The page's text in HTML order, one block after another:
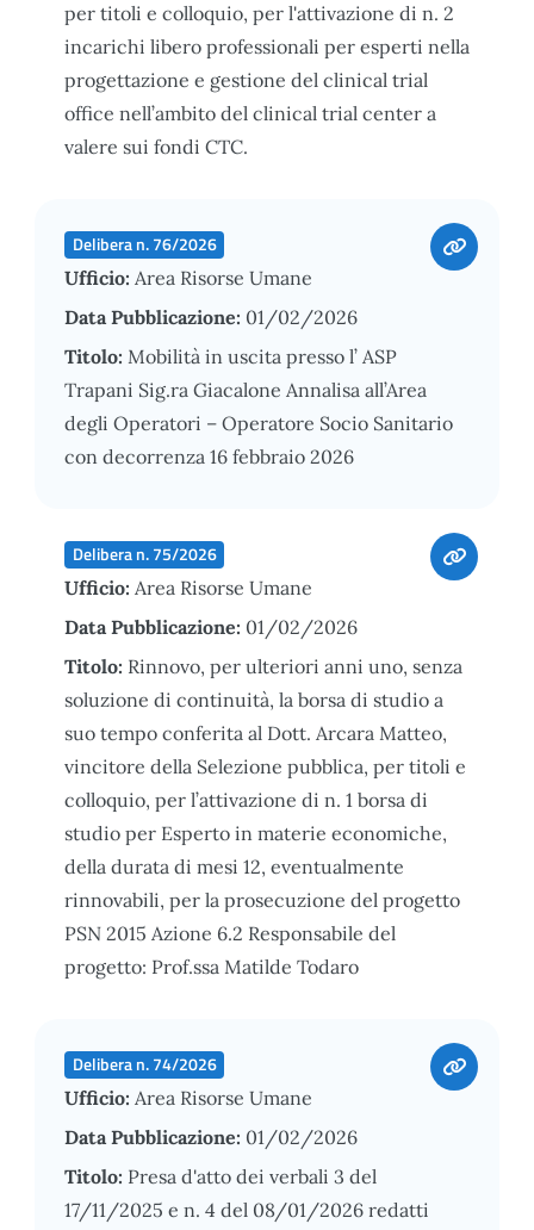
per titoli e colloquio, per l'attivazione di n. 2
incarichi libero professionali per esperti nella
progettazione e gestione del clinical trial
office nell’ambito del clinical trial center a
valere sui fondi CTC.
Delibera n. 76/2026
Ufficio: Area Risorse Umane
Data Pubblicazione: 01/02/2026
Titolo: Mobilità in uscita presso l’ ASP
Trapani Sig.ra Giacalone Annalisa all’Area
degli Operatori – Operatore Socio Sanitario
con decorrenza 16 febbraio 2026
Delibera n. 75/2026
Ufficio: Area Risorse Umane
Data Pubblicazione: 01/02/2026
Titolo: Rinnovo, per ulteriori anni uno, senza
soluzione di continuità, la borsa di studio a
suo tempo conferita al Dott. Arcara Matteo,
vincitore della Selezione pubblica, per titoli e
colloquio, per l’attivazione di n. 1 borsa di
studio per Esperto in materie economiche,
della durata di mesi 12, eventualmente
rinnovabili, per la prosecuzione del progetto
PSN 2015 Azione 6.2 Responsabile del
progetto: Prof.ssa Matilde Todaro
Delibera n. 74/2026
Ufficio: Area Risorse Umane
Data Pubblicazione: 01/02/2026
Titolo: Presa d'atto dei verbali 3 del
17/11/2025 e n. 4 del 08/01/2026 redatti